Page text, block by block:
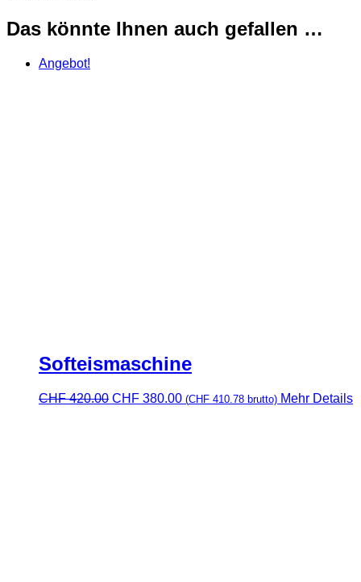
Das könnte Ihnen auch gefallen …
Angebot!
Softeismaschine
CHF420.00 Ursprünglicher
CHF 380.00Aktueller
(CHF 410.78 brutto) Mehr Details